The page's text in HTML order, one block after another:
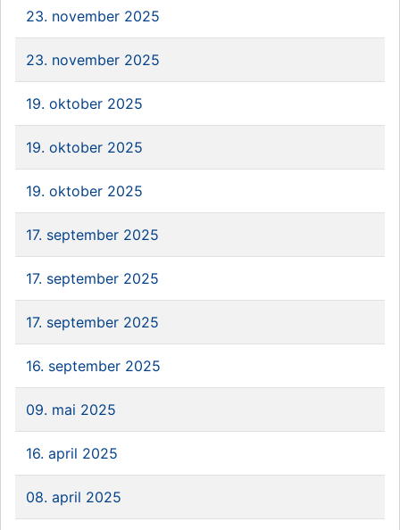
23. november 2025
23. november 2025
19. oktober 2025
19. oktober 2025
19. oktober 2025
17. september 2025
17. september 2025
17. september 2025
16. september 2025
09. mai 2025
16. april 2025
08. april 2025